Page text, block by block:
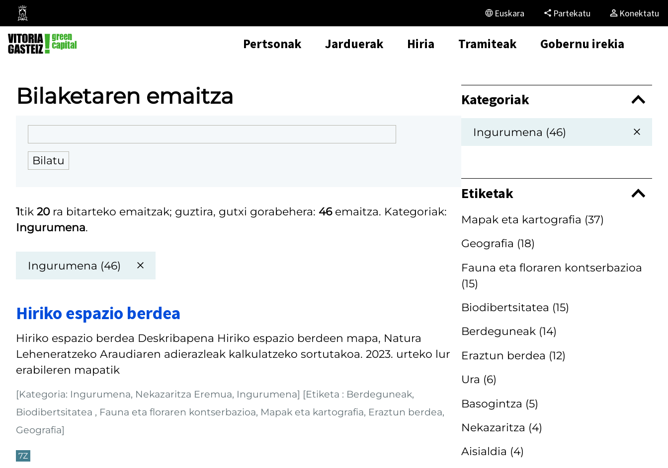
Vitoria-
Gasteizko
Udala
Euskara Partekatu Konektatu
Pertsonak Jarduerak Hiria Tramiteak Gobernu irekia
Bilaketaren emaitza
1tik 20ra bitarteko emaitzak; guztira, gutxi gorabehera: 46emaitza. Kategoriak:
Ingurumena.
Ingurumena (46)
Hiriko espazio berdea
Hiriko espazio berdea Deskribapena Hiriko espazio berdeen mapa, Natura
Leheneratzeko Araudiaren adierazleak kalkulatzeko sortutakoa. 2023. urteko lur
erabileren mapatik
[Kategoria: Ingurumena, Nekazaritza Eremua, Ingurumena] [Etiketa : Berdeguneak,
Biodibertsitatea , Fauna eta floraren kontserbazioa, Mapak eta kartografia, Eraztun berdea,
Geografia]
7Z
Kategoriak
Ingurumena (46)
Etiketak
Mapak eta kartografia (37)
Geografia (18)
Fauna eta floraren kontserbazioa
(15)
Biodibertsitatea (15)
Berdeguneak (14)
Eraztun berdea (12)
Ura (6)
Basogintza (5)
Nekazaritza (4)
Aisialdia (4)